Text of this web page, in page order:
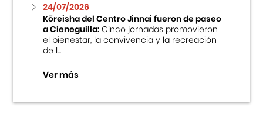
Fondo Editorial
Teatro Peruano Japonés
24/07/2026
Kōreisha del Centro Jinnai fueron de paseo
a Cieneguilla:Cinco jornadas promovieron
el bienestar, la convivencia y la recreación
de l...
Ver más